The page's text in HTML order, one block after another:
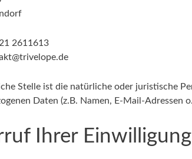
2611613
Stelle ist die natürliche oder juristische
Daten (z.B. Namen, E-Mail-Adressen
Ihrer